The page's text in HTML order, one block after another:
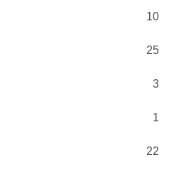
10
25
3
1
22